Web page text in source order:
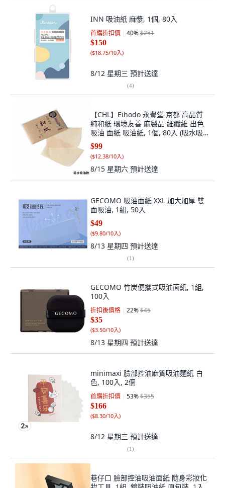
INN 吸油紙 麻漿, 1個, 80入
首購折扣價 40%$251
$150
($18.75/10入)
8/12 星期三 預計送達
(4)
【CHL】Eihodo 永豊堂 京都 高品質
純和紙 環境友善 麻製品 細纖維 出色
吸油 面紙 吸油紙, 1個, 80入 (吸水吸油
款) 88x58mm, 80
$99
($12.38/10入)
8/15 星期六 預計送達
GECOMO 吸油面紙 XXL 加大加厚 雙
面吸油, 1組, 50入
$49
($9.80/10入)
8/13 星期四 預計送達
(1)
GECOMO 竹炭便攜式吸油面紙, 1組,
100入
折扣後價格 22%$45
$35
($3.50/10入)
8/13 星期四 預計送達
minimaxi 臉部控油麻質吸油麵紙 白
色, 100入, 2個
首購折扣價 53%$355
$166
($8.30/10入)
8/12 星期三 預計送達
(1)
巷仔口 臉部控油吸油面紙 隨身彩妝化